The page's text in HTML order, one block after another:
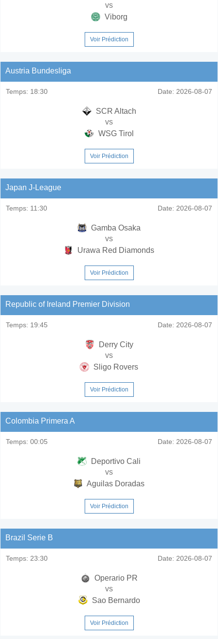
vs
Viborg
Voir Prédiction
Austria Bundesliga
Temps: 18:30 Date: 2026-08-07
SCR Altach
vs
WSG Tirol
Voir Prédiction
Japan J-League
Temps: 11:30 Date: 2026-08-07
Gamba Osaka
vs
Urawa Red Diamonds
Voir Prédiction
Republic of Ireland Premier Division
Temps: 19:45 Date: 2026-08-07
Derry City
vs
Sligo Rovers
Voir Prédiction
Colombia Primera A
Temps: 00:05 Date: 2026-08-07
Deportivo Cali
vs
Aguilas Doradas
Voir Prédiction
Brazil Serie B
Temps: 23:30 Date: 2026-08-07
Operario PR
vs
Sao Bernardo
Voir Prédiction